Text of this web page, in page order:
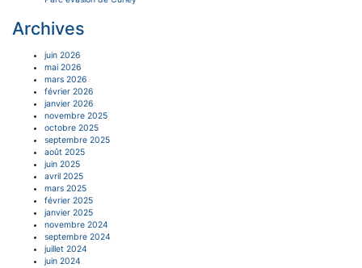
Archives
juin 2026
mai 2026
mars 2026
février 2026
janvier 2026
novembre 2025
octobre 2025
septembre 2025
août 2025
juin 2025
avril 2025
mars 2025
février 2025
janvier 2025
novembre 2024
septembre 2024
juillet 2024
juin 2024